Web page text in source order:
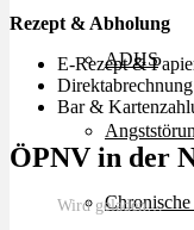
ADHS
Rezept & Abholung
E-Rezept &
Bar &
ÖPNV in der
Wird geladen…